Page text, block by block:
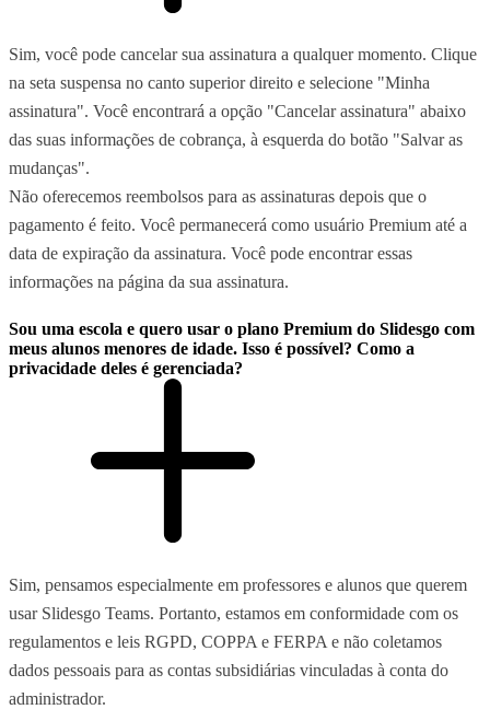
Sim, você pode cancelar sua assinatura a qualquer momento. Clique
na seta suspensa no canto superior direito e selecione "Minha
assinatura". Você encontrará a opção "Cancelar assinatura" abaixo
das suas informações de cobrança, à esquerda do botão "Salvar as
mudanças".
Não oferecemos reembolsos para as assinaturas depois que o
pagamento é feito. Você permanecerá como usuário Premium até a
data de expiração da assinatura. Você pode encontrar essas
informações na página da sua assinatura.
Sou uma escola e quero usar o plano Premium do Slidesgo com
meus alunos menores de idade. Isso é possível? Como a
privacidade deles é gerenciada?
Sim, pensamos especialmente em professores e alunos que querem
usar Slidesgo Teams. Portanto, estamos em conformidade com os
regulamentos e leis RGPD, COPPA e FERPA e não coletamos
dados pessoais para as contas subsidiárias vinculadas à conta do
administrador.